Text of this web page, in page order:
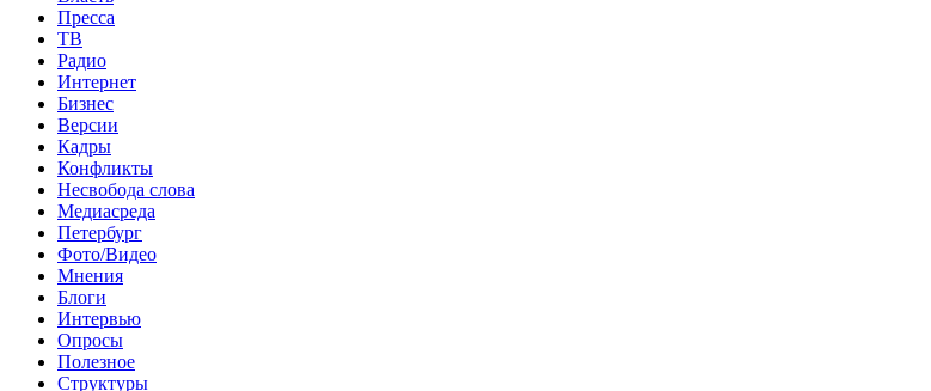
Пресса
ТВ
Радио
Интернет
Бизнес
Версии
Кадры
Конфликты
Несвобода слова
Медиасреда
Петербург
Фото/Видео
Мнения
Блоги
Интервью
Опросы
Полезное
Структуры